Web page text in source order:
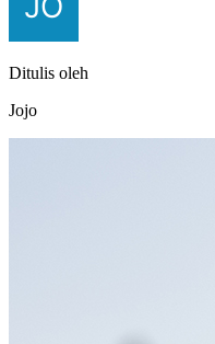
Ditulis oleh
Jojo